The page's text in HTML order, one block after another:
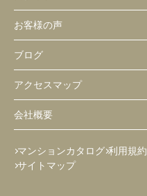
お客様の声
ブログ
アクセスマップ
会社概要
マンションカタログ 利用規約
サイトマップ